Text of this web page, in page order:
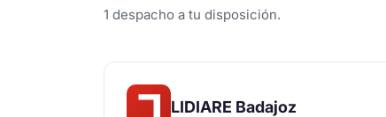
1 despacho a tu disposición.
LIDIARE Badajoz